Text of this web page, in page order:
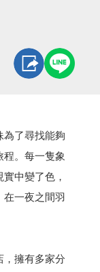
為了尋找能夠
程。每一隻象
中變了色，
在一夜之間羽
，擁有多家分